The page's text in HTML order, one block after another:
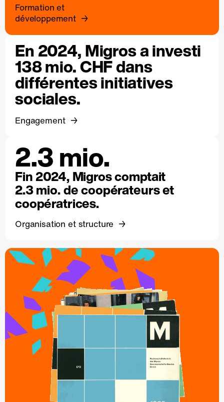
Formation et
développement
En 2024, Migros a investi
138 mio. CHF dans
différentes initiatives
sociales.
Engagement
2.3 mio.
Fin 2024, Migros comptait
2.3 mio. de coopérateurs et
coopératrices.
Organisation et structure